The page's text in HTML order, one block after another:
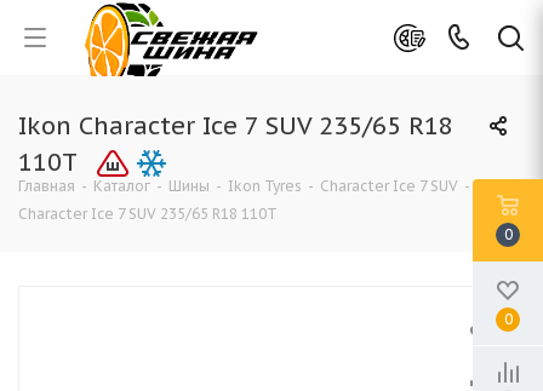
Ikon Character Ice 7 SUV 235/65 R18
110T
Главная - Каталог - Шины - Ikon Tyres - Character Ice 7 SUV -
Character Ice 7 SUV 235/65 R18 110T
0
0